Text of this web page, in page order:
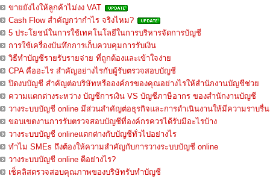
ขายยังไงให้ลูกค้าไม่งง VAT
Cash Flow สำคัญกว่ากำไร จริงไหม?
5 ประโยชน์ในการใช้เทคโนโลยีในการบริหารจัดการบัญชี
การใช้เครื่องบันทึกการเก็บควบคุมการรับเงิน
วิธีทำบัญชีรายรับรายจ่าย ที่ถูกต้องและเข้าใจง่าย
CPA คืออะไร สำคัญอย่างไรกับผู้รับตรวจสอบบัญชี
ปิดงบบัญชี สำคัญต่อบริษัทหรือองค์กรของคุณอย่างไรให้สำนักงานบัญชีช่วย
ความแตกต่างระหว่าง บัญชีการเงิน VS บัญชีภาษีอากร ของสำนักงานบัญชี
วางระบบบัญชี online มีส่วนสำคัญต่อธุรกิจและการดำเนินงานให้มีความราบรื่น
ขอบเขตงานการรับตรวจสอบบัญชีที่องค์กรควรได้รับมีอะไรบ้าง
วางระบบบัญชี onlineแตกต่างกับบัญชีทั่วไปอย่างไร
ทำไม SMEs ถึงต้องให้ความสำคัญกับการวางระบบบัญชี online
วางระบบบัญชี online ดีอย่างไร?
เช็คลิสตรวจสอบคุณภาพของบริษัทรับทำบัญชี